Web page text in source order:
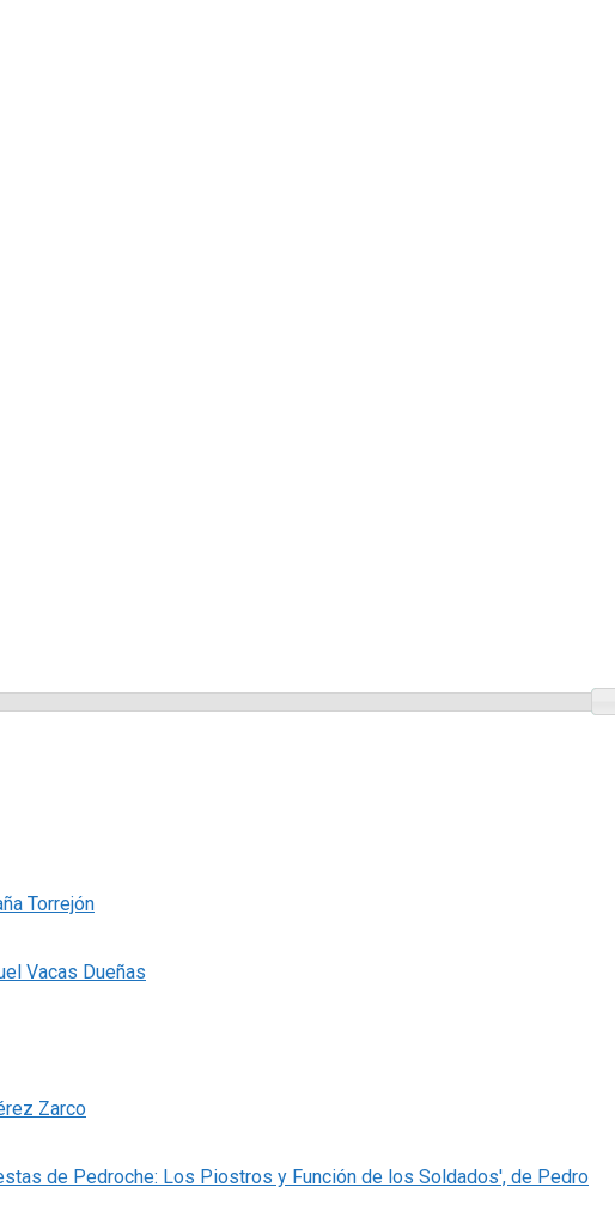
Torrejón
Vacas Dueñas
Zarco
de Pedroche: Los Piostros y Función de los Soldados', de Pedro